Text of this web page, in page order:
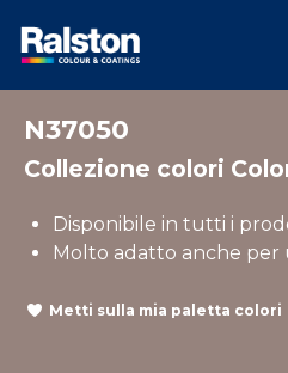
N37050
Collezione colori
Disponibile in tutti i
Molto adatto anche per
Metti sulla mia paletta colori